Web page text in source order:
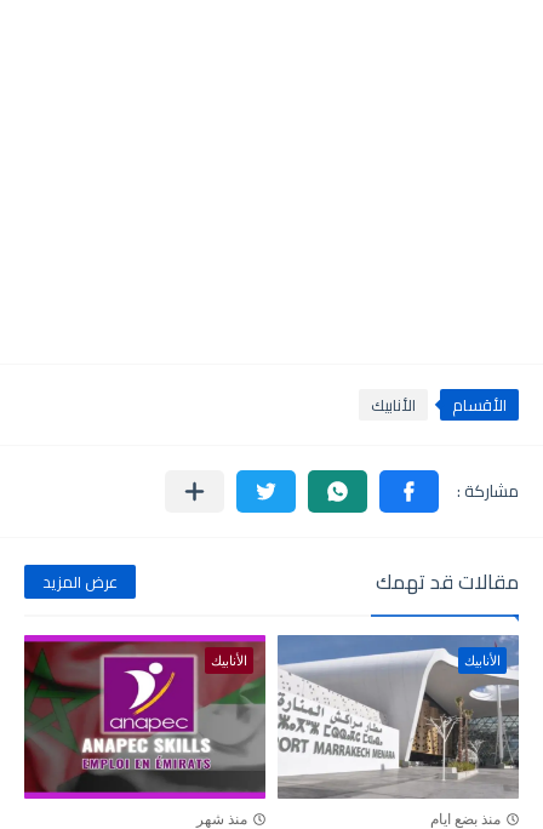
الأقسام الأنابيك
مقالات قد تهمك عرض المزيد
الأنابيك
منذ بضع ايام
الأنابيك
منذ شهر